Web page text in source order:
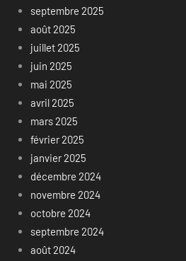
septembre 2025
août 2025
juillet 2025
juin 2025
mai 2025
avril 2025
mars 2025
février 2025
janvier 2025
décembre 2024
novembre 2024
octobre 2024
septembre 2024
août 2024